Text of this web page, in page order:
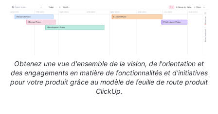
Obtenez une vue d'ensemble de la vision, de l'orientation et
des engagements en matière de fonctionnalités et d'initiatives
pour votre produit grâce au modèle de feuille de route produit
ClickUp.